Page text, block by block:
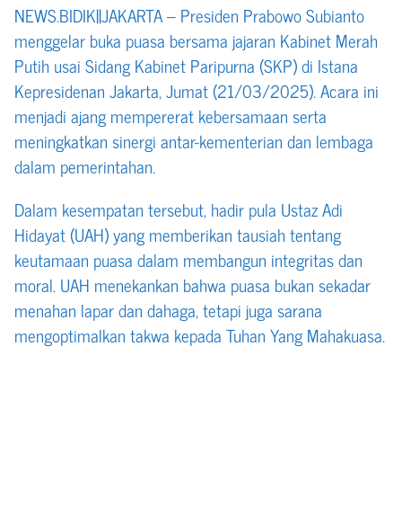
NEWS.BIDIK||JAKARTA – Presiden Prabowo Subianto
menggelar buka puasa bersama jajaran Kabinet Merah
Putih usai Sidang Kabinet Paripurna (SKP) di Istana
Kepresidenan Jakarta, Jumat (21/03/2025). Acara ini
menjadi ajang mempererat kebersamaan serta
meningkatkan sinergi antar-kementerian dan lembaga
dalam pemerintahan.
Dalam kesempatan tersebut, hadir pula Ustaz Adi
Hidayat (UAH) yang memberikan tausiah tentang
keutamaan puasa dalam membangun integritas dan
moral. UAH menekankan bahwa puasa bukan sekadar
menahan lapar dan dahaga, tetapi juga sarana
mengoptimalkan takwa kepada Tuhan Yang Mahakuasa.